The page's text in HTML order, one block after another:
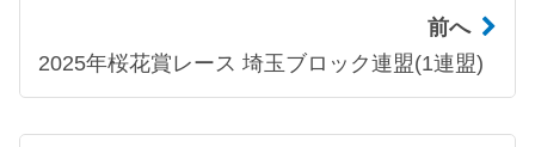
前へ
2025年桜花賞レース 埼玉ブロック連盟(1連盟)